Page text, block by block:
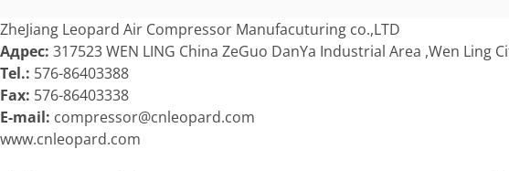
ZheJiang Leopard Air Compressor Manufacuturing co.,LTD
Адрес: 317523 WEN LING China ZeGuo DanYa Industrial Area ,Wen Ling
Tel.: 576-86403388
Fax: 576-86403338
E-mail: compressor@cnleopard.com
www.cnleopard.com